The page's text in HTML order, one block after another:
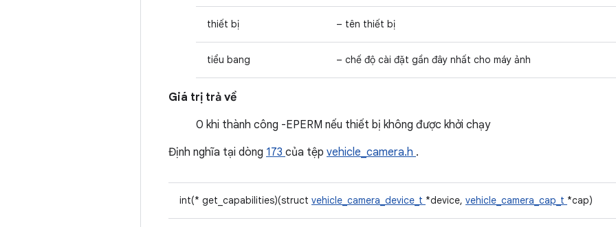
thiết bị – tên thiết bị
tiểu bang – chế độ cài đặt gần đây nhất cho máy ảnh
Giá trị trả về
0 khi thành công -EPERM nếu thiết bị không được khởi chạy
Định nghĩa tại dòng 173 của tệp vehicle_camera.h .
int(* get_capabilities)(struct vehicle_camera_device_t *device, vehicle_camera_cap_t *cap)